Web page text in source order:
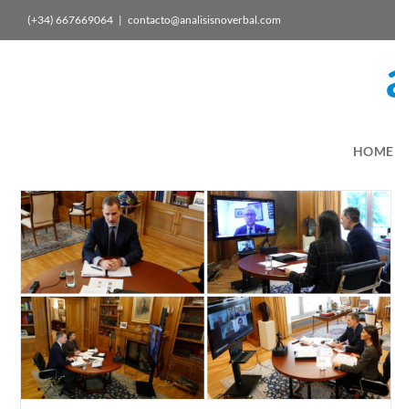
(+34) 667669064 | contacto@analisisnoverbal.com
HOME
El discurso del liderazgo frente al coronavirus
Política